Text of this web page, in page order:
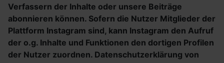
Verfassern der Inhalte oder unsere Beiträge
abonnieren können. Sofern die Nutzer Mitglieder der
Plattform Instagram sind, kann Instagram den Aufruf
der o.g. Inhalte und Funktionen den dortigen Profilen
der Nutzer zuordnen. Datenschutzerklärung von